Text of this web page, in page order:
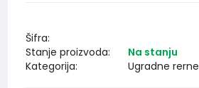
Šifra:
Stanje proizvoda:
Na stanju
Kategorija:
Ugradne rerne